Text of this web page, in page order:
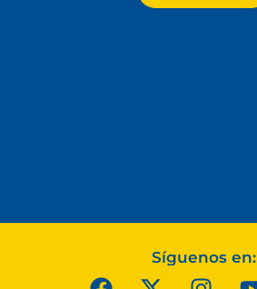
Síguenos en: